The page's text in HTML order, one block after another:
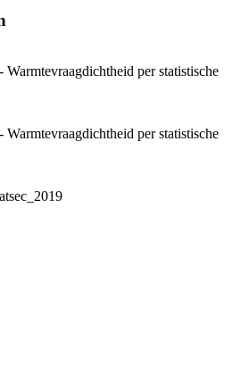
Warmtevraagdichtheid per statistische
Warmtevraagdichtheid per statistische